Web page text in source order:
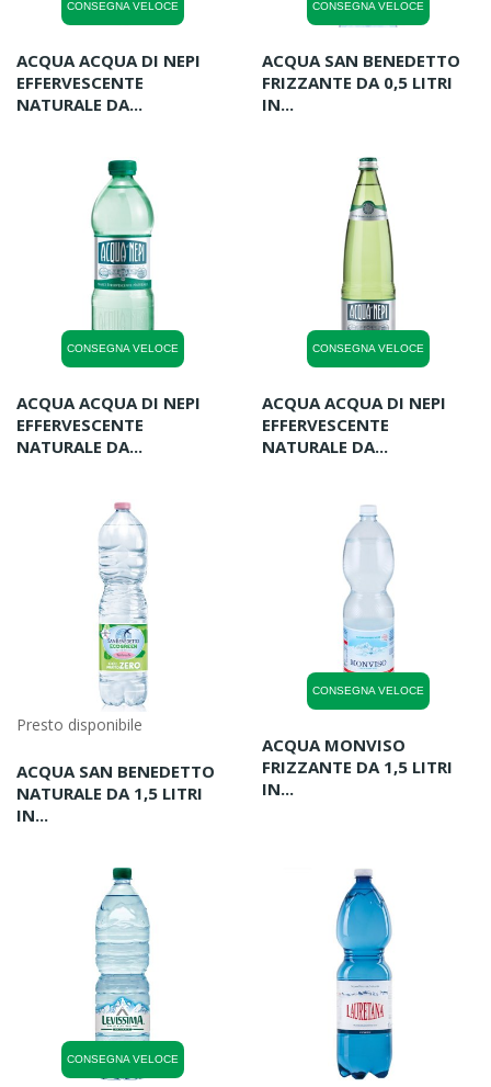
CONSEGNA VELOCE
ACQUA ACQUA DI NEPI
EFFERVESCENTE
NATURALE DA...
CONSEGNA VELOCE
ACQUA SAN BENEDETTO
FRIZZANTE DA 0,5 LITRI
IN...
CONSEGNA VELOCE
ACQUA ACQUA DI NEPI
EFFERVESCENTE
NATURALE DA...
CONSEGNA VELOCE
ACQUA ACQUA DI NEPI
EFFERVESCENTE
NATURALE DA...
Presto disponibile
ACQUA SAN BENEDETTO
NATURALE DA 1,5 LITRI
IN...
CONSEGNA VELOCE
ACQUA MONVISO
FRIZZANTE DA 1,5 LITRI
IN...
CONSEGNA VELOCE